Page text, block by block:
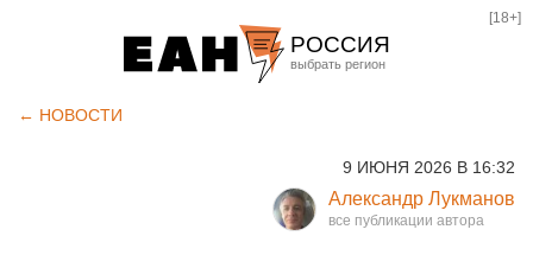
РОССИЯ
Курган
Оренбург
[18+]
← НОВОСТИ
9 ИЮНЯ 2026 В 16:32
Александр Лукманов